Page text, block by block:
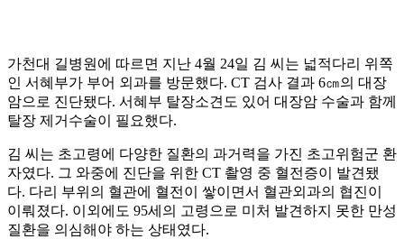
가천대 길병원에 따르면 지난 4월 24일 김 씨는 넓적다리 위쪽
인 서혜부가 부어 외과를 방문했다. CT 검사 결과 6㎝의 대장
암으로 진단됐다. 서혜부 탈장소견도 있어 대장암 수술과 함께
탈장 제거수술이 필요했다.
김 씨는 초고령에 다양한 질환의 과거력을 가진 초고위험군 환
자였다. 그 와중에 진단을 위한 CT 촬영 중 혈전증이 발견됐
다. 다리 부위의 혈관에 혈전이 쌓이면서 혈관외과의 협진이
이뤄졌다. 이외에도 95세의 고령으로 미처 발견하지 못한 만성
질환을 의심해야 하는 상태였다.